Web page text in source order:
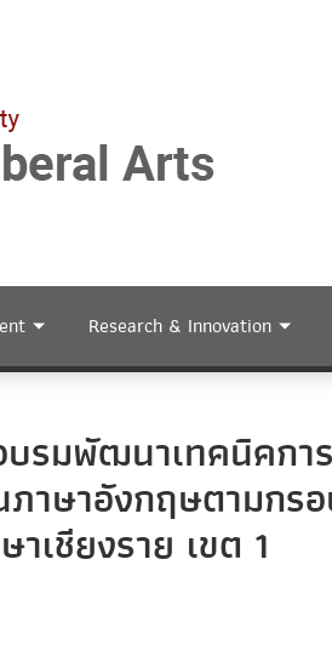
Research & Innovation
บรมพัฒนาเทคนิคก
าษาอังกฤษตามกร
เชียงราย เขต 1